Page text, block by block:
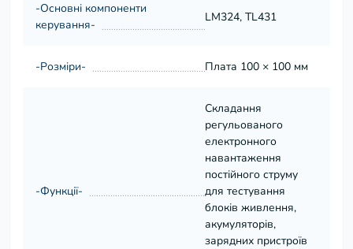
-Основні компоненти
керування-
LM324, TL431
-Розміри- Плата 100 × 100 мм
-Функції-
Складання
регульованого
електронного
навантаження
постійного струму
для тестування
блоків живлення,
акумуляторів,
зарядних пристроїв